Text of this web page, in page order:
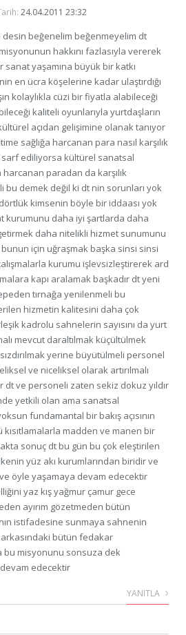
24.04.2011 23:32
desin beğenelim beğenmeyelim dt
hakkını fazlasıyla vererek
sanat yaşamına büyük bir katkı
en ücra köşelerine kadar ulaştırdığı
kolaylıkla cüzi bir fiyatla alabileceği
kaliteli oyunlarıyla yurtdaşların
açıdan gelişimine olanak tanıyor
sağlığa harcanan para nasıl karşılık
ediliyorsa kültürel sanatsal
paradan da karşılık
bu demek değil ki dt nin sorunları yok
kimsenin böyle bir iddaası yok
kurumunu daha iyi şartlarda daha
daha nitelikli hizmet sunumunu
için uğraşmak başka sinsi sinsi
kurumu işlevsizleştirerek ard
kapı aralamak başkadır dt yeni
tırnağa yenilenmeli bu
hizmetin kalitesini daha çok
kadrolu sahnelerin sayısını da yurt
mevcut daraltılmak küçültülmek
yerine büyütülmeli personel
ve niceliksel olarak artırılmalı
dt ve personeli zaten sekiz dokuz yıldır
yetkili olan ama sanatsal
fundamantal bir bakış açısının
kısıtlamalarla madden ve manen bir
sonuç dt bu gün bu çok eleştirilen
yüz akı kurumlarından biridir ve
öyle yaşamaya devam edecektir
yaz kış yağmur çamur gece
ayırım gözetmeden bütün
istifadesine sunmaya sahnenin
bütün fedakar
bu misyonunu sonsuza dek
edecektir
YANITLA